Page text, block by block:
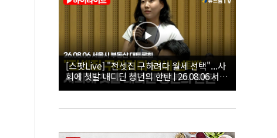
[스팟Live] "전셋집 구하려다 월세 선택"...사
회에 첫발 내디딘 청년의 한탄 | 26.08.06 서울
시 부동산 대토론회